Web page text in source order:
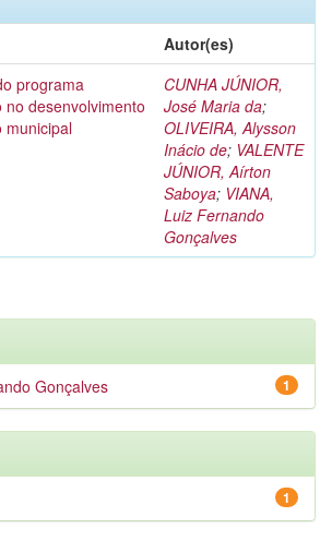
Autor(es)
programa
no desenvolvimento
municipal
CUNHA JÚNIOR,
José Maria da;
OLIVEIRA, Alysson
Inácio de; VALENTE
JÚNIOR, Aírton
Saboya; VIANA,
Luiz Fernando
Gonçalves
1
Gonçalves
1